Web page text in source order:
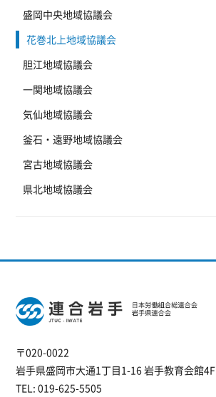
盛岡中央地域協議会
花巻北上地域協議会
胆江地域協議会
一関地域協議会
気仙地域協議会
釜石・遠野地域協議会
宮古地域協議会
県北地域協議会
〒020-0022
岩手県盛岡市大通1丁目1-16 岩手教育会館4F
TEL: 019-625-5505